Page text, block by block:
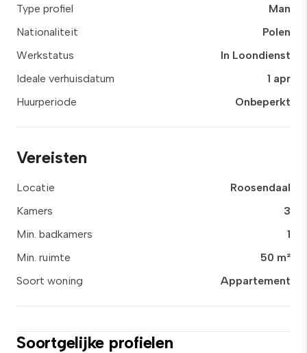
Type profiel
Man
Nationaliteit
Polen
Werkstatus
In Loondienst
Ideale verhuisdatum
1 apr
Huurperiode
Onbeperkt
Vereisten
Locatie
Roosendaal
Kamers
3
Min. badkamers
1
Min. ruimte
50 m²
Soort woning
Appartement
Soortgelijke profielen